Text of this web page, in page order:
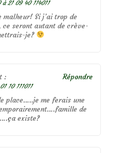
21 09 40 114011
malheur! Si j’ai trop de
ce seront autant de crève-
je?
:
10 111011
place…..je me ferais une
de
existe?
Répondre